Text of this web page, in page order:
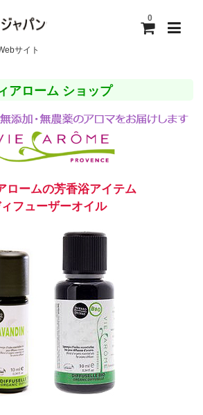
0
サイト
アローム ショップ
ロームの芳香浴アイテム
フューザーオイル